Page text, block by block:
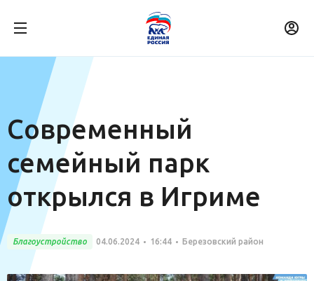
Современный
семейный парк
открылся в Игриме
Благоустройство 04.06.2024 16:44 Березовский район